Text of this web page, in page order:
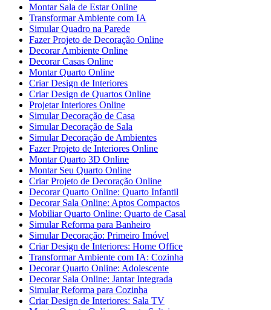
Montar Sala de Estar Online
Transformar Ambiente com IA
Simular Quadro na Parede
Fazer Projeto de Decoração Online
Decorar Ambiente Online
Decorar Casas Online
Montar Quarto Online
Criar Design de Interiores
Criar Design de Quartos Online
Projetar Interiores Online
Simular Decoração de Casa
Simular Decoração de Sala
Simular Decoração de Ambientes
Fazer Projeto de Interiores Online
Montar Quarto 3D Online
Montar Seu Quarto Online
Criar Projeto de Decoração Online
Decorar Quarto Online: Quarto Infantil
Decorar Sala Online: Aptos Compactos
Mobiliar Quarto Online: Quarto de Casal
Simular Reforma para Banheiro
Simular Decoração: Primeiro Imóvel
Criar Design de Interiores: Home Office
Transformar Ambiente com IA: Cozinha
Decorar Quarto Online: Adolescente
Decorar Sala Online: Jantar Integrada
Simular Reforma para Cozinha
Criar Design de Interiores: Sala TV